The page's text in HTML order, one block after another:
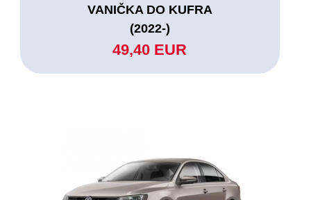
VANIČKA DO KUFRA
(2022-)
49,40 EUR